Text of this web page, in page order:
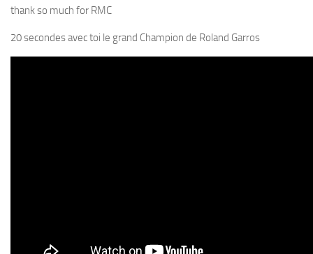
thank so much for RMC
20 secondes avec toi le grand Champion de Roland Garros